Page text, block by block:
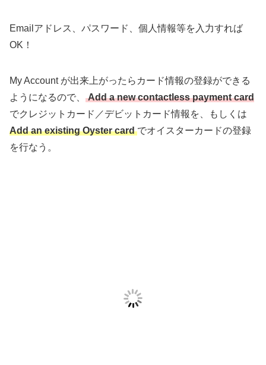
Emailアドレス、パスワード、個人情報等を入力すれば
OK！
My Account が出来上がったらカード情報の登録ができる
ようになるので、 Add a new contactless payment card
でクレジットカード／デビットカード情報を、もしくは
Add an existing Oyster cardでオイスターカードの登録
を行なう。